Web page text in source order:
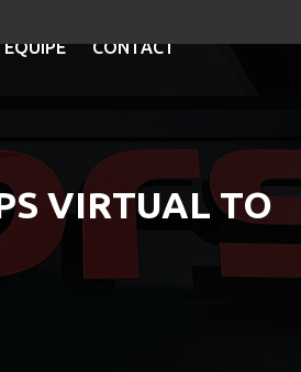
EQUIPE CONTACT
VIRTUAL TO